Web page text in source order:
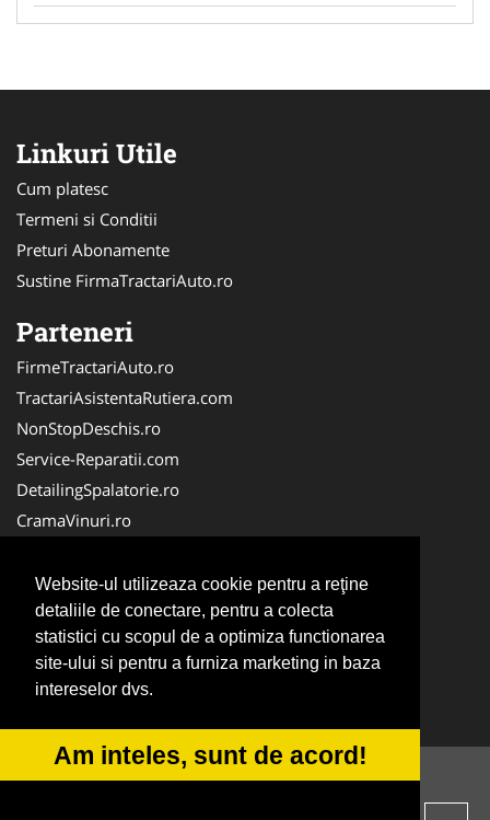
Website-ul utilizeaza cookie pentru a reţine
detaliile de conectare, pentru a colecta
statistici cu scopul de a optimiza functionarea
site-ului si pentru a furniza marketing in baza
intereselor dvs.
Am inteles, sunt de acord!
Linkuri Utile
Cum platesc
Termeni si Conditii
Preturi Abonamente
Sustine FirmaTractariAuto.ro
Parteneri
FirmeTractariAuto.ro
TractariAsistentaRutiera.com
NonStopDeschis.ro
Service-Reparatii.com
DetailingSpalatorie.ro
CramaVinuri.ro
FirmaPieseAuto.ro
Anvelope-Sh.com
CentruInchirieri.ro
CuratareHota.com
© 2014-2026 -ANPC SOL